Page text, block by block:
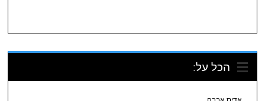
הכל על: